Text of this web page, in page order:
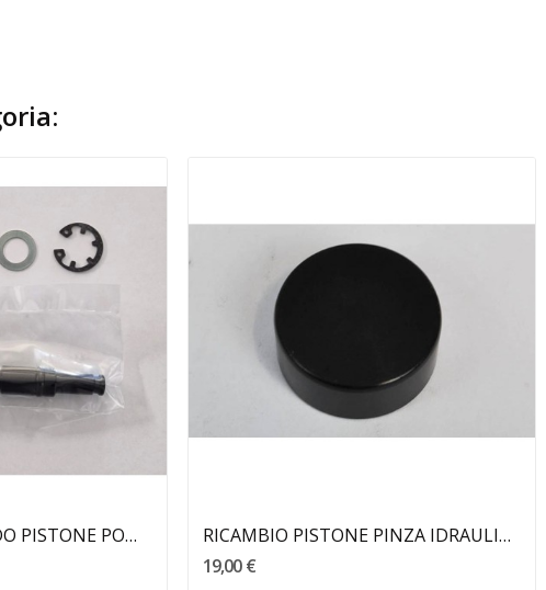
RICAMBIO COMANDO PISTONE POMPA # 11 MALAGUTI
RICAMBIO PISTONE PINZA IDRAULICA MALAGUTI
19,00 €